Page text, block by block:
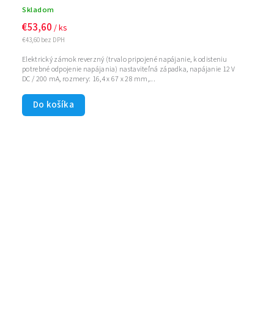
Skladom
€43,60 bez DPH
€53,60 / ks
Do košíka
Elektrický zámok reverzný (trvalo pripojené napájanie, k odisteniu
potrebné odpojenie napájania) nastaviteľná západka, napájanie 12 V
DC / 200 mA, rozmery: 16,4 x 67 x 28 mm,...